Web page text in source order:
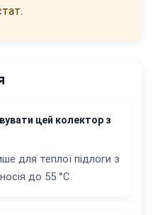
цей колектор з
для теплої підлоги з
до 55 °C.